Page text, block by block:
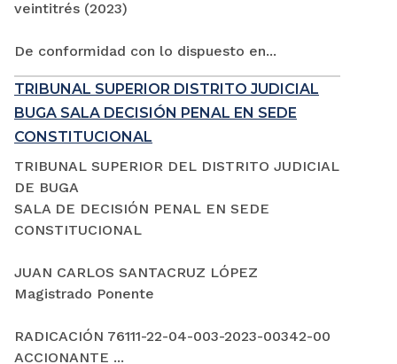
veintitrés (2023)
De conformidad con lo dispuesto en...
TRIBUNAL SUPERIOR DISTRITO JUDICIAL
BUGA SALA DECISIÓN PENAL EN SEDE
CONSTITUCIONAL
TRIBUNAL SUPERIOR DEL DISTRITO JUDICIAL
DE BUGA
SALA DE DECISIÓN PENAL EN SEDE
CONSTITUCIONAL
JUAN CARLOS SANTACRUZ LÓPEZ
Magistrado Ponente
RADICACIÓN 76111-22-04-003-2023-00342-00
ACCIONANTE ...